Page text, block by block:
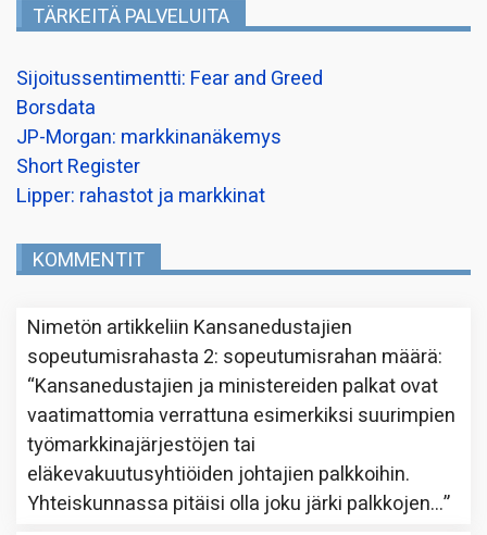
TÄRKEITÄ PALVELUITA
Sijoitussentimentti: Fear and Greed
Borsdata
JP-Morgan: markkinanäkemys
Short Register
Lipper: rahastot ja markkinat
KOMMENTIT
Nimetön artikkeliin Kansanedustajien
sopeutumisrahasta 2: sopeutumisrahan määrä:
“Kansanedustajien ja ministereiden palkat ovat
vaatimattomia verrattuna esimerkiksi suurimpien
työmarkkinajärjestöjen tai
eläkevakuutusyhtiöiden johtajien palkkoihin.
Yhteiskunnassa pitäisi olla joku järki palkkojen…”